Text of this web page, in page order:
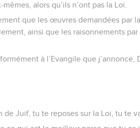
alors qu’ils n’ont pas la Loi.
que les œuvres demandées par
ainsi que les raisonnements par
à l’Evangile que
Juif, tu te reposes sur la Loi, tu te